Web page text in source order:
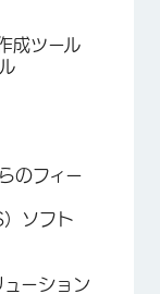
成ツール
のフィー
ソフト
ーション